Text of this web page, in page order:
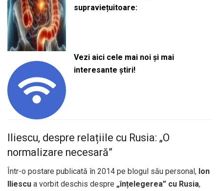
supraviețuitoare:
Vezi aici cele mai noi și mai
interesante știri!
Iliescu, despre relațiile cu Rusia: „O
normalizare necesară”
Într-o postare publicată în 2014 pe blogul său personal, Ion
Iliescu a vorbit deschis despre „înțelegerea” cu Rusia,